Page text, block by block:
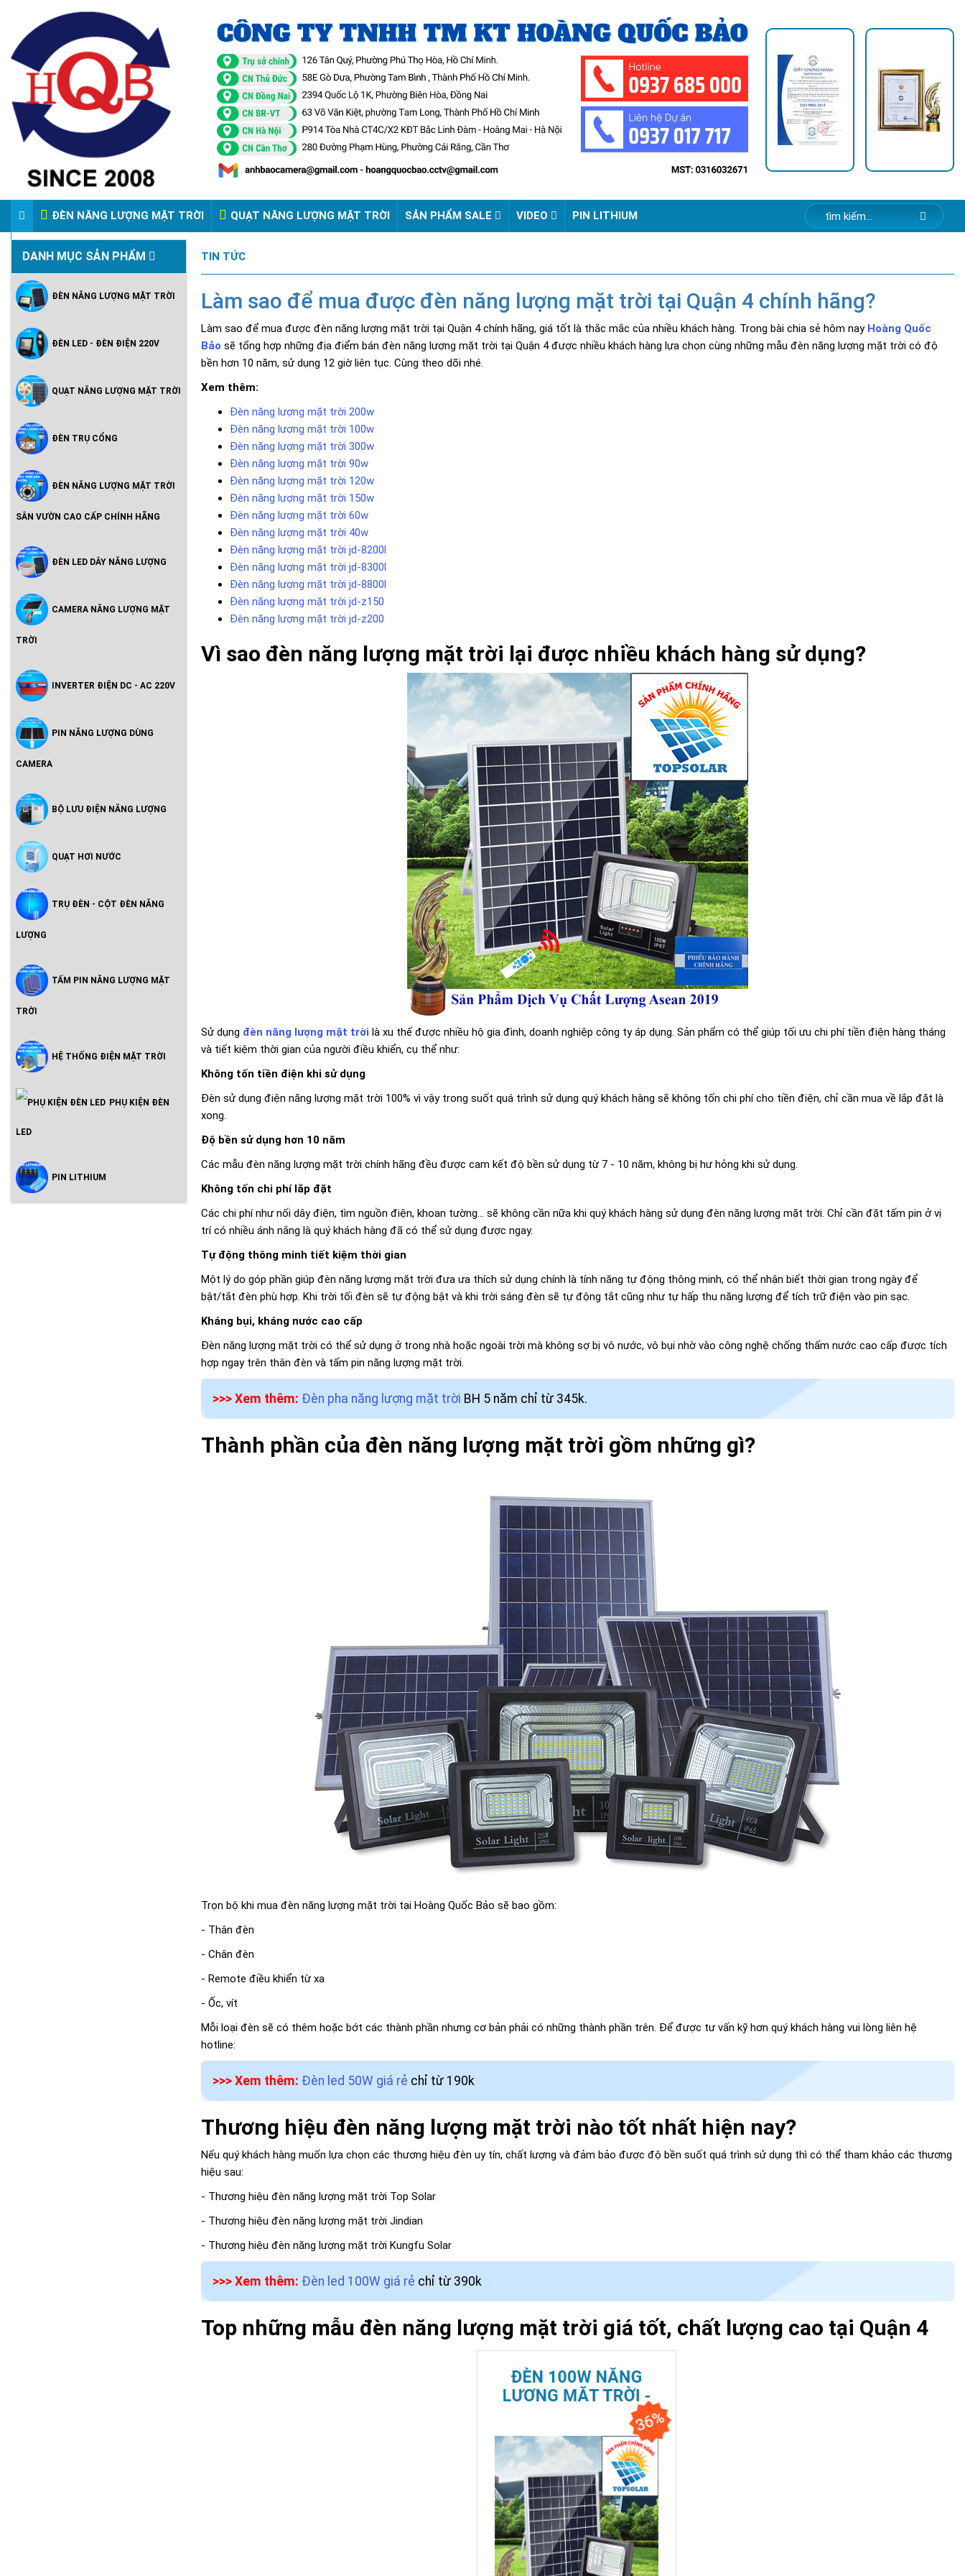
ĐÈN NĂNG LƯỢNG MẶT TRỜI QUẠT NĂNG LƯỢNG MẶT TRỜI SẢN PHẨM SALE VIDEO PIN LITHIUM
VIDEO ĐÈN PHA ĐIỆN 220V
DANH MỤC SẢN PHẨM
ĐÈN NĂNG LƯỢNG MẶT TRỜI
Vườn Cao Cấp Chính Hãng
ĐÈN LED - ĐÈN ĐIỆN 220V
Hoàng Quốc Bảo - Độ Sáng Cao,
QUẠT NĂNG LƯỢNG MẶT TRỜI
ĐÈN TRỤ CỔNG
ĐÈN NĂNG LƯỢNG MẶT TRỜI
SÂN VƯỜN CAO CẤP CHÍNH HÃNG
ĐÈN LED DÂY NĂNG LƯỢNG
CAMERA NĂNG LƯỢNG MẶT
TRỜI
INVERTER ĐIỆN DC - AC 220V
PIN NĂNG LƯỢNG DÙNG
CAMERA
BỘ LƯU ĐIỆN NĂNG LƯỢNG
QUẠT HƠI NƯỚC
TRỤ ĐÈN - CỘT ĐÈN NĂNG
LƯỢNG
TẤM PIN NĂNG LƯỢNG MẶT
TRỜI
HỆ THỐNG ĐIỆN MẶT TRỜI
Inveter Hòa Lưới Có Lưu Trữ -
PHỤ KIỆN ĐÈN
LED
PIN LITHIUM
TIN TỨC
Làm sao để mua được đèn năng lượng mặt trời tại Quận 4 chính hãng?
Làm sao để mua được đèn năng lượng mặt trời tại Quận 4 chính hãng, giá tốt là thắc mắc của nhiều khách hàng. Trong bài chia sẻ hôm nay Hoàng Quốc
Bảo sẽ tổng hợp những địa điểm bán đèn năng lượng mặt trời tại Quận 4 được nhiều khách hàng lựa chọn cùng những mẫu đèn năng lượng mặt trời có độ
bền hơn 10 năm, sử dụng 12 giờ liên tục. Cùng theo dõi nhé.
Xem thêm:
Đèn năng lượng mặt trời 200w
Đèn năng lượng mặt trời 100w
Đèn năng lượng mặt trời 300w
Đèn năng lượng mặt trời 90w
Đèn năng lượng mặt trời 120w
Đèn năng lượng mặt trời 150w
Đèn năng lượng mặt trời 60w
Đèn năng lượng mặt trời 40w
Đèn năng lượng mặt trời jd-8200l
Đèn năng lượng mặt trời jd-8300l
Đèn năng lượng mặt trời jd-8800l
Đèn năng lượng mặt trời jd-z150
Đèn năng lượng mặt trời jd-z200
Vì sao đèn năng lượng mặt trời lại được nhiều khách hàng sử dụng?
Sử dụng đèn năng lượng mặt trời là xu thế được nhiều hộ gia đình, doanh nghiệp công ty áp dụng. Sản phẩm có thể giúp tối ưu chi phí tiền điện hàng tháng
và tiết kiệm thời gian của người điều khiển, cụ thể như:
Không tốn tiền điện khi sử dụng
Đèn sử dụng điện năng lượng mặt trời 100% vì vậy trong suốt quá trình sử dụng quý khách hàng sẽ không tốn chi phí cho tiền điện, chỉ cần mua về lắp đặt là
xong.
Độ bền sử dụng hơn 10 năm
Các mẫu đèn năng lượng mặt trời chính hãng đều được cam kết độ bền sử dụng từ 7 - 10 năm, không bị hư hỏng khi sử dụng.
Không tốn chi phí lắp đặt
Các chi phí như nối dây điện, tìm nguồn điện, khoan tường… sẽ không cần nữa khi quý khách hàng sử dụng đèn năng lượng mặt trời. Chỉ cần đặt tấm pin ở vị
trí có nhiều ánh nắng là quý khách hàng đã có thể sử dụng được ngay.
Tự động thông minh tiết kiệm thời gian
Một lý do góp phần giúp đèn năng lượng mặt trời đưa ưa thích sử dụng chính là tính năng tự động thông minh, có thể nhận biết thời gian trong ngày để
bật/tắt đèn phù hợp. Khi trời tối đèn sẽ tự động bật và khi trời sáng đèn sẽ tự động tắt cũng như tự hấp thu năng lượng để tích trữ điện vào pin sạc.
Kháng bụi, kháng nước cao cấp
Đèn năng lượng mặt trời có thể sử dụng ở trong nhà hoặc ngoài trời mà không sợ bị vô nước, vô bụi nhờ vào công nghệ chống thấm nước cao cấp được tích
hợp ngay trên thân đèn và tấm pin năng lượng mặt trời.
>>> Xem thêm: Đèn pha năng lượng mặt trời BH 5 năm chỉ từ 345k.
Thành phần của đèn năng lượng mặt trời gồm những gì?
Trọn bộ khi mua đèn năng lượng mặt trời tại Hoàng Quốc Bảo sẽ bao gồm:
- Thân đèn
- Chân đèn
- Remote điều khiển từ xa
- Ốc, vít
Mỗi loại đèn sẽ có thêm hoặc bớt các thành phần nhưng cơ bản phải có những thành phần trên. Để được tư vấn kỹ hơn quý khách hàng vui lòng liên hệ
hotline:
>>> Xem thêm: Đèn led 50W giá rẻ chỉ từ 190k
Thương hiệu đèn năng lượng mặt trời nào tốt nhất hiện nay?
Nếu quý khách hàng muốn lựa chọn các thương hiệu đèn uy tín, chất lượng và đảm bảo được độ bền suốt quá trình sử dụng thì có thể tham khảo các thương
hiệu sau:
- Thương hiệu đèn năng lượng mặt trời Top Solar
- Thương hiệu đèn năng lượng mặt trời Jindian
- Thương hiệu đèn năng lượng mặt trời Kungfu Solar
>>> Xem thêm: Đèn led 100W giá rẻ chỉ từ 390k
Top những mẫu đèn năng lượng mặt trời giá tốt, chất lượng cao tại Quận 4